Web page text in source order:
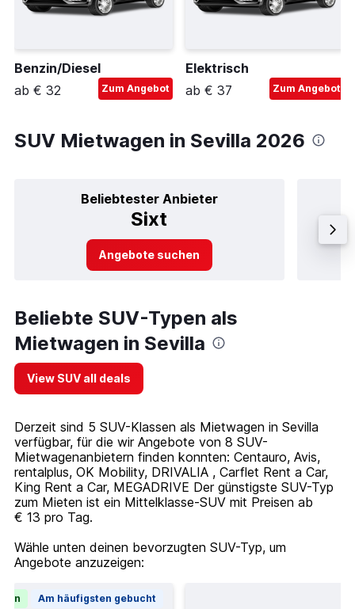
Benzin/Diesel
ab € 32
Zum Angebot
Elektrisch
ab € 37
Zum Angebot
SUV Mietwagen in Sevilla 2026
Beliebtester Anbieter
Sixt
Angebote suchen
Beliebte SUV-Typen als
Mietwagen in Sevilla
View SUV all deals
Derzeit sind 5 SUV-Klassen als Mietwagen in Sevilla
verfügbar, für die wir Angebote von 8 SUV-
Mietwagenanbietern finden konnten: Centauro, Avis,
rentalplus, OK Mobility, DRIVALIA , Carflet Rent a Car,
King Rent a Car, MEGADRIVE Der günstigste SUV-Typ
zum Mieten ist ein Mittelklasse-SUV mit Preisen ab
€ 13 pro Tag.
Wähle unten deinen bevorzugten SUV-Typ, um
Angebote anzuzeigen:
Am häufigsten gebucht